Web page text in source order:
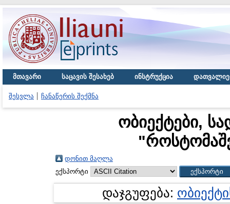
მთავარი საცავის შესახებ ინსტრუქცია
შესვლა ჩანაწერის შექმნა
ობიექტები,
"
დონით მაღლა
ექსპორტი
დაჯგუფება: